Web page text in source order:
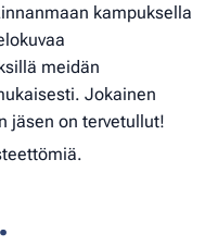
kampuksella
meidän
Jokainen
jäsen on tervetullut!